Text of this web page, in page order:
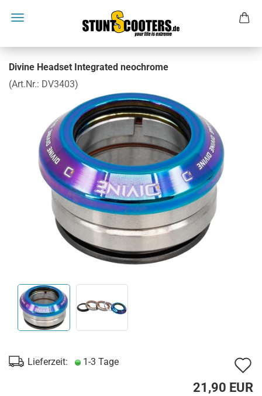
Divine Headset Integrated neochrome
(Art.Nr.: DV3403)
Lieferzeit: 1-3 Tage
21,90 EUR